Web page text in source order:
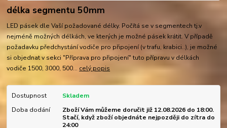
délka segmentu 50mm
LED pásek dle Vaší požadované délky. Počítá se v segmentech tj.v
nejméně možných délkách, ve kterých je možné pásek krátit. V případě
požadavku předchystání vodiče pro připojení (v trafu, krabici..), je možné
si objednat v sekci "Příprava pro připojení" tuto přípravu v délkách
vodiče 1500, 3000, 500... celý popis
Dostupnost
Skladem
Doba dodání
Zboží Vám můžeme doručit již 12.08.2026 do 18:00.
Stačí, když zboží objednáte nejpozději do zítra do
24:00